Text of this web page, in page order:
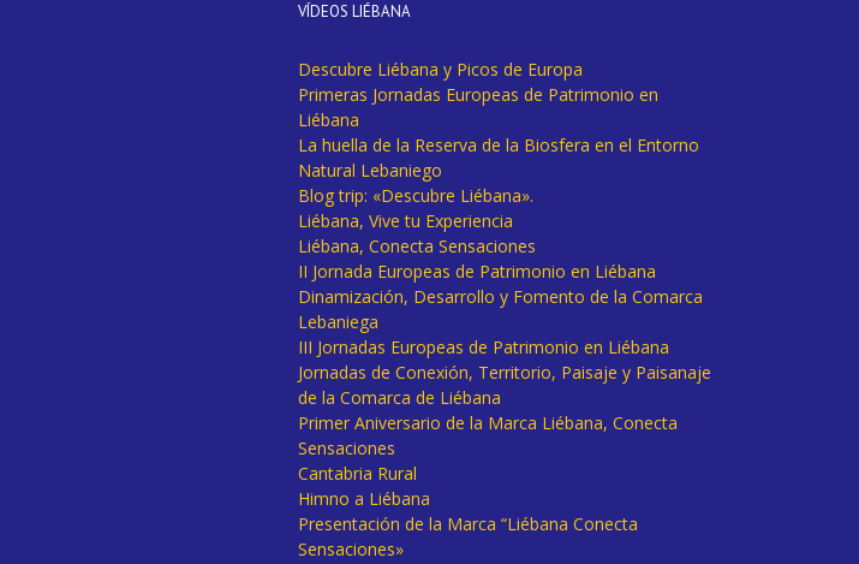
VÍDEOS LIÉBANA
Descubre Liébana y Picos de Europa
Primeras Jornadas Europeas de Patrimonio en
Liébana
La huella de la Reserva de la Biosfera en el Entorno
Natural Lebaniego
Blog trip: «Descubre Liébana».
Liébana, Vive tu Experiencia
Liébana, Conecta Sensaciones
II Jornada Europeas de Patrimonio en Liébana
Dinamización, Desarrollo y Fomento de la Comarca
Lebaniega
III Jornadas Europeas de Patrimonio en Liébana
Jornadas de Conexión, Territorio, Paisaje y Paisanaje
de la Comarca de Liébana
Primer Aniversario de la Marca Liébana, Conecta
Sensaciones
Cantabria Rural
Himno a Liébana
Presentación de la Marca “Liébana Conecta
Sensaciones»